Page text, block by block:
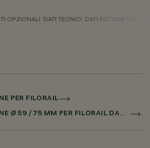
OPZIONALI DATI TECNICI DATI FOTOMETRICI
PER FILORAIL
LASER SOSPENSIONE Ø 59 / 75 MM PER FILORAIL DALI POWERLINE